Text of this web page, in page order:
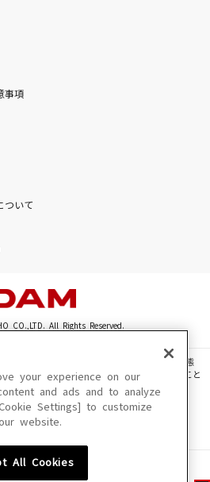
事項
ついて
CO.,LTD. All Rights Reserved.
文章・画像・写真・動画・音声等を、手段や形態
えて無断で複製、転載、ファイル化などすること
利用いただけない場合があります。
容が変更になる場合があります。
your experience on our
and ads and to analyze
Settings] to customize
website.
All Cookies